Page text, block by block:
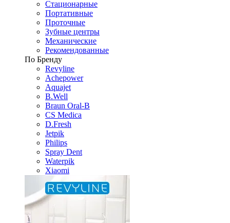
Стационарные
Портативные
Проточные
Зубные центры
Механические
Рекомендованные
По Бренду
Revyline
Achepower
Aquajet
B.Well
Braun Oral-B
CS Medica
D.Fresh
Jetpik
Philips
Spray Dent
Waterpik
Xiaomi